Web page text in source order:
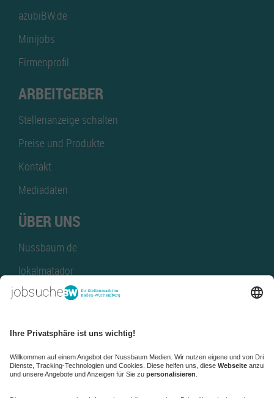
azubiBW.de
Minijobs
Firmenprofil
ARBEITGEBER
Stellenanzeige schalten
Preise und Produkte
Kontakt
Mediadaten
ÜBER UNS
Nussbaum.de
lokalmatador
kaufinBW
NussbaumID
Nussbaum Medien